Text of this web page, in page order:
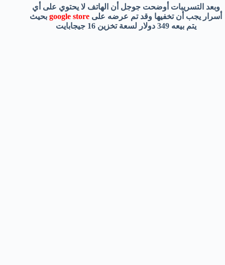
وبعد التسريبات أوضحت جوجل أن الهاتف لا يحتوي على أي
أسرار يجب أن تخفيها وقد تم عرضه على
بحيث
يتم بيعه 349 دولار لسعة تخزين 16 جيجابايت